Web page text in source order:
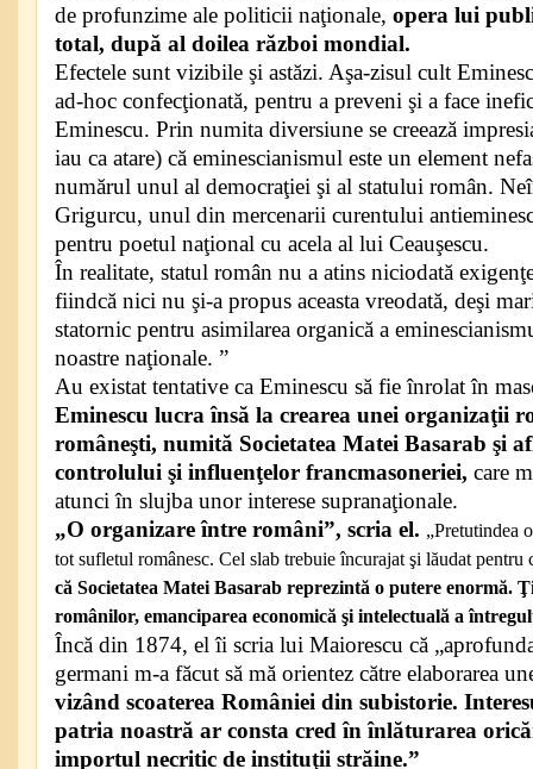
de profunzime ale politicii naţionale, opera lui
total, după al doilea război mondial.
Efectele sunt vizibile şi astăzi. Aşa-zisul cult
ad-hoc confecţionată, pentru a preveni şi a face
Eminescu. Prin numita diversiune se creează
iau ca atare) că eminescianismul este un element
numărul unul al democraţiei şi al statului român.
Grigurcu, unul din mercenarii curentului
pentru poetul naţional cu acela al lui Ceauşescu.
În realitate, statul român nu a atins niciodată
fiindcă nici nu şi-a propus aceasta vreodată, deşi
statornic pentru asimilarea organică a
noastre naţionale. ”
Au existat tentative ca Eminescu să fie înrolat în
Eminescu lucra însă la crearea unei organizaţii
româneşti, numită Societatea Matei Basarab şi
controlului şi influenţelor francmasoneriei, care
atunci în slujba unor interese supranaţionale.
„O organizare între români”, scria el. „Pretutindea
tot sufletul românesc. Cel slab trebuie încurajat şi lăudat pentru
că Societatea Matei Basarab reprezintă o putere enormă.
românilor, emanciparea economică şi intelectuală a
Încă din 1874, el îi scria lui Maiorescu că
germani m-a făcut să mă orientez către elaborarea
vizând scoaterea României din subistorie.
patria noastră ar consta cred în înlăturarea
importul necritic de instituţii străine.”